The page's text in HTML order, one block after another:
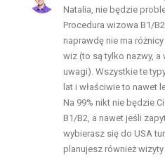
Natalia, nie będzie
Procedura wizowa B1/
naprawdę nie ma
wiz (to są tylko nazwy, a
uwagi). Wszystkie te
lat i właściwie to nawet
Na 99% nikt nie będzie
B1/B2, a nawet jeśli
wybierasz się do USA
planujesz również